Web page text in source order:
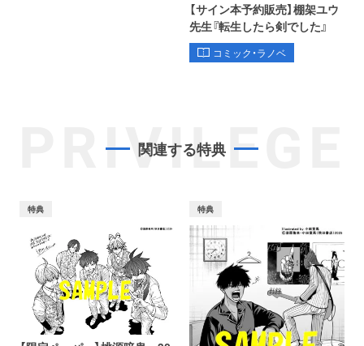
【サイン本予約販売】棚架ユウ
先生『転生したら剣でした』
コミック・ラノベ
PRIVILEGE
関連する特典
特典 特典